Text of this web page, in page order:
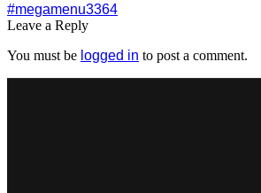
#megamenu3364
Leave a Reply
You must be logged in to post a comment.